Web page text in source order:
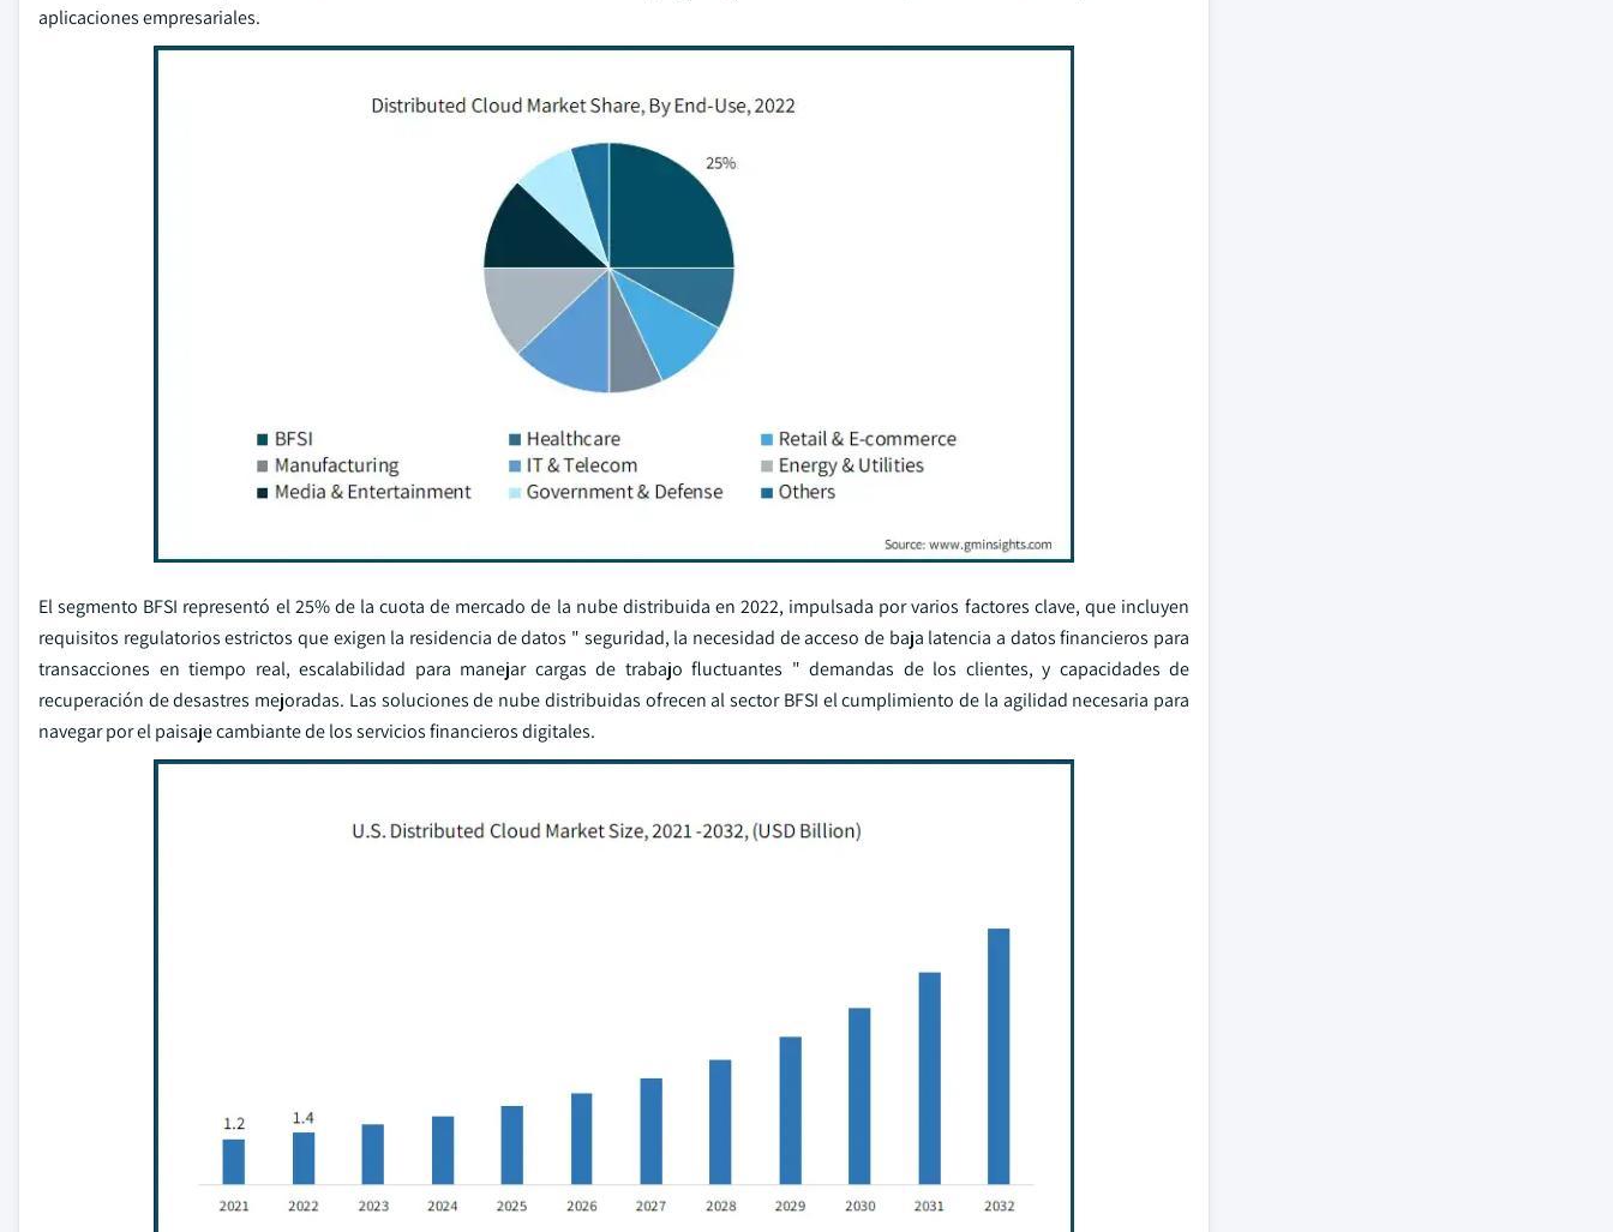
aplicaciones empresariales.
El segmento BFSI representó el 25% de la cuota de mercado de la nube distribuida en 2022, impulsada por varios factores clave, que incluyen
requisitos regulatorios estrictos que exigen la residencia de datos " seguridad, la necesidad de acceso de baja latencia a datos financieros para
transacciones en tiempo real, escalabilidad para manejar cargas de trabajo fluctuantes " demandas de los clientes, y capacidades de
recuperación de desastres mejoradas. Las soluciones de nube distribuidas ofrecen al sector BFSI el cumplimiento de la agilidad necesaria para
navegar por el paisaje cambiante de los servicios financieros digitales.